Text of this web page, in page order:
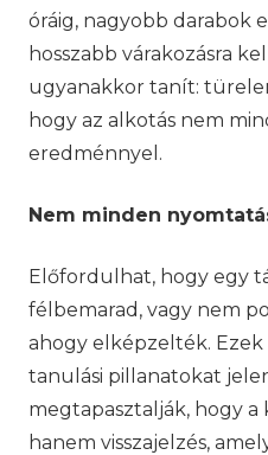
óráig, nagyobb darabok
hosszabb várakozásra
ugyanakkor tanít:
hogy az alkotás nem
eredménnyel.
Nem minden
Előfordulhat, hogy egy
félbemarad, vagy nem
ahogy elképzelték.
tanulási pillanatokat
megtapasztalják, hogy
hanem visszajelzés,